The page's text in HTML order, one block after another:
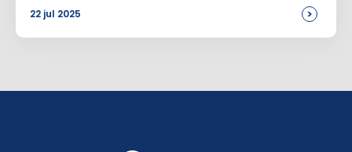
22 jul 2025 >